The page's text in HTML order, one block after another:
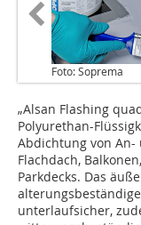
Foto: Soprema
„Alsan Flashing
Polyurethan-
Abdichtung von An-
Flachdach,
Parkdecks. Das
unterlaufsicher,